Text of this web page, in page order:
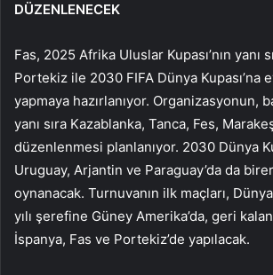
DÜZENLENECEK
Fas, 2025 Afrika Uluslar Kupası’nın yanı
Portekiz ile 2030 FIFA Dünya Kupası’na
yapmaya hazırlanıyor. Organizasyonun,
yanı sıra Kazablanka, Tanca, Fes,
düzenlenmesi planlanıyor. 2030 Dünya
Uruguay, Arjantin ve Paraguay’da da
oynanacak. Turnuvanın ilk maçları, Dünya
yılı şerefine Güney Amerika’da, geri
İspanya, Fas ve Portekiz’de yapılacak.